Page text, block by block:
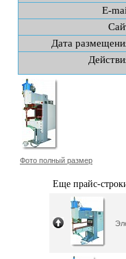
E-
Дата
Фото полный размер
Еще прайс-